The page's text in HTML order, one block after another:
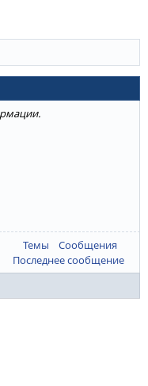
Темы
Сообщения
Последнее сообщение